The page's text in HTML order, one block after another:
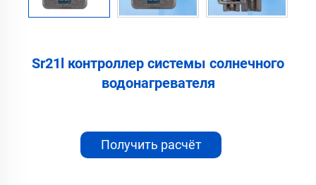
Sr21l контроллер системы солнечного
водонагревателя
Получить расчёт